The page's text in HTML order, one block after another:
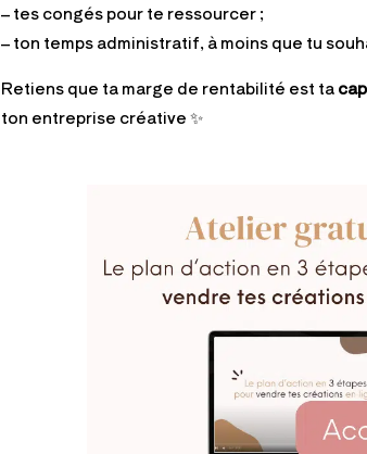
– tes congés pour te ressourcer ;
– ton temps administratif, à moins que tu
Retiens que ta marge de rentabilité est ta
ton entreprise créative ✨